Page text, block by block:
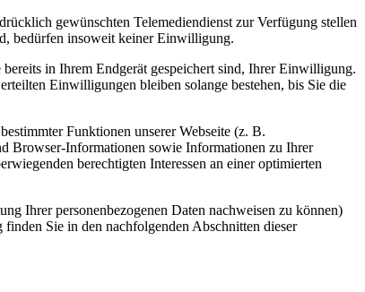
gewünschten Telemediendienst zur Verfügung stellen
bedürfen insoweit keiner Einwilligung.
in Ihrem Endgerät gespeichert sind, Ihrer Einwilligung.
Einwilligungen bleiben solange bestehen, bis Sie die
Funktionen unserer Webseite (z. B.
Browser-Informationen sowie Informationen zu Ihrer
berechtigten Interessen an einer optimierten
Ihrer personenbezogenen Daten nachweisen zu können)
Sie in den nachfolgenden Abschnitten dieser